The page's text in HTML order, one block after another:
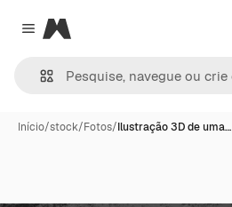
Close menu
Magnific
Início/stock/Fotos/Ilustração 3D de uma…